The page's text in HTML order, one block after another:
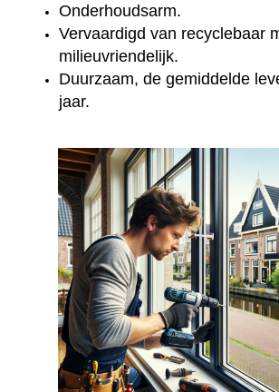
Onderhoudsarm.
Vervaardigd van recyclebaar
milieuvriendelijk.
Duurzaam, de gemiddelde
jaar.